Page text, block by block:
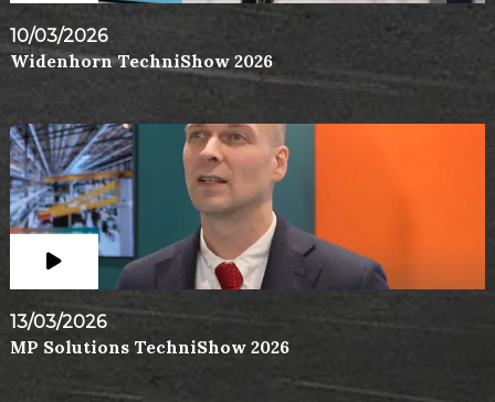
10/03/2026
Widenhorn TechniShow 2026
13/03/2026
MP Solutions TechniShow 2026